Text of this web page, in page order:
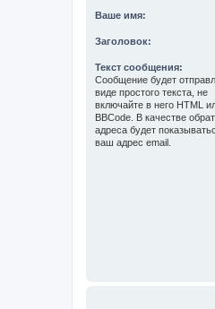
Ваше имя:
Заголовок:
Текст сообщения:
Сообщение будет
виде простого текста, не
включайте в него HTML
BBCode. В качестве
адреса будет
ваш адрес email.